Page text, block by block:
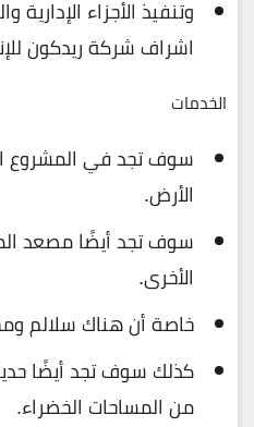
وتنفيذ الأجزاء
اشراف شركة ريدكون
الخدمات
سوف تجد في المشروع
الأرض.
سوف تجد أيضًا مصعد
الأخرى.
خاصة أن هناك سلالم
من المساحات الخضراء.